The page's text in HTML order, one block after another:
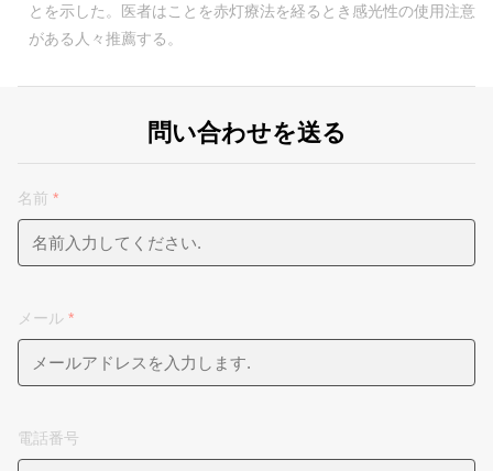
とを示した。医者はことを赤灯療法を経るとき感光性の使用注意
がある人々推薦する。
問い合わせを送る
名前 *
メール *
電話番号